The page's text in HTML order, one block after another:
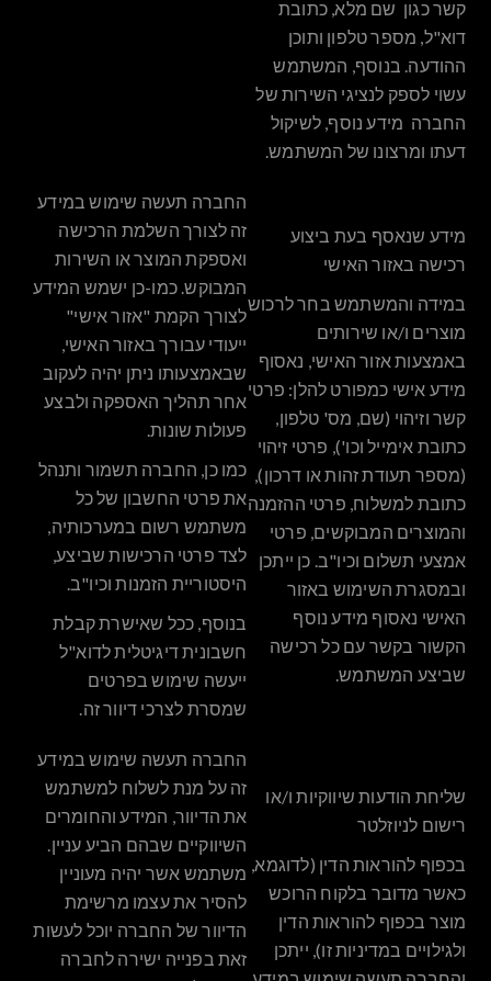
קשר כגון שם מלא, כתובת
דוא"ל, מספר טלפון ותוכן
ההודעה. בנוסף, המשתמש
עשוי לספק לנציגי השירות של
החברה מידע נוסף, לשיקול
דעתו ומרצונו של המשתמש.
מידע שנאסף בעת ביצוע
רכישה באזור האישי
במידה והמשתמש בחר לרכוש
מוצרים ו/או שירותים
באמצעות אזור האישי, נאסוף
מידע אישי כמפורט להלן: פרטי
קשר וזיהוי (שם, מס' טלפון,
כתובת אימייל וכו'), פרטי זיהוי
(מספר תעודת זהות או דרכון),
כתובת למשלוח, פרטי ההזמנה
והמוצרים המבוקשים, פרטי
אמצעי תשלום וכיו"ב. כן ייתכן
ובמסגרת השימוש באזור
האישי נאסוף מידע נוסף
הקשור בקשר עם כל רכישה
שביצע המשתמש.
החברה תעשה שימוש במידע
זה לצורך השלמת הרכישה
ואספקת המוצר או השירות
המבוקש. כמו-כן ישמש המידע
לצורך הקמת "אזור אישי"
ייעודי עבורך באזור האישי,
שבאמצעותו ניתן יהיה לעקוב
אחר תהליך האספקה ולבצע
פעולות שונות.
כמו כן, החברה תשמור ותנהל
את פרטי החשבון של כל
משתמש רשום במערכותיה,
לצד פרטי הרכישות שביצע,
היסטוריית הזמנות וכיו"ב.
בנוסף, ככל שאישרת קבלת
חשבונית דיגיטלית לדוא"ל
ייעשה שימוש בפרטים
שמסרת לצרכי דיוור זה.
שליחת הודעות שיווקיות ו/או
רישום לניוזלטר
בכפוף להוראות הדין (לדוגמא,
כאשר מדובר בלקוח הרוכש
מוצר בכפוף להוראות הדין
ולגילויים במדיניות זו), ייתכן
החברה תעשה שימוש במידע
זה על מנת לשלוח למשתמש
את הדיוור, המידע והחומרים
השיווקיים שבהם הביע עניין.
משתמש אשר יהיה מעוניין
להסיר את עצמו מרשימת
הדיוור של החברה יוכל לעשות
זאת בפנייה ישירה לחברה